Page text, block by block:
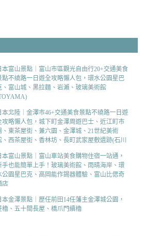
本富山景點｜富山市區觀光自由行20+交通美食
點不繞路一日遊全攻略懶人包，環水公園星巴
、富山城、黑拉麵、岩瀨、玻璃美術館
本北陸｜金澤市46+交通美食景點不繞路一日遊
攻略懶人包，城下町金澤周遊巴士、近江町市
、東茶屋街、兼六園、金澤城、21世紀美術
、西茶屋街、香林坊、長町武家屋敷遺跡(石川
本富山景點｜富山車站美食購物住宿一站通，
手也能簡單上手！玻璃美術館、雨晴海岸、環
公園星巴克、高岡能作錫器體驗、富山比偲奇
店
本金澤景點｜歷任前田14任藩主金澤城公園，
櫓、五十間長屋、橋爪門續櫓